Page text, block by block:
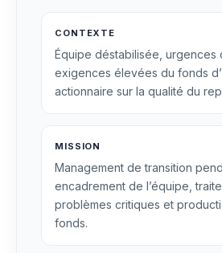
CONTEXTE
Équipe déstabilisée, urgences
exigences élevées du fonds
actionnaire sur la qualité du
MISSION
Management de transition
encadrement de l’équipe,
problèmes critiques et
fonds.